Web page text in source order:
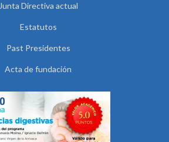
Junta Directiva actual
Estatutos
Past Presidentes
Acta de fundación